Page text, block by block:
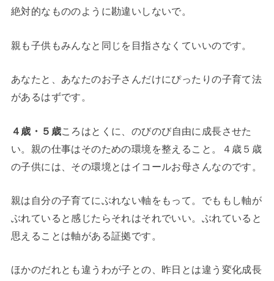
絶対的なもののように勘違いしないで。
親も子供もみんなと同じを目指さなくていいのです。
あなたと、あなたのお子さんだけにぴったりの子育て法
があるはずです。
４歳・５歳ころはとくに、のびのび自由に成長させた
い。親の仕事はそのための環境を整えること。４歳５歳
の子供には、その環境とはイコールお母さんなのです。
親は自分の子育てにぶれない軸をもって。でももし軸が
ぶれていると感じたらそれはそれでいい。ぶれていると
思えることは軸がある証拠です。
ほかのだれとも違うわが子との、昨日とは違う変化成長